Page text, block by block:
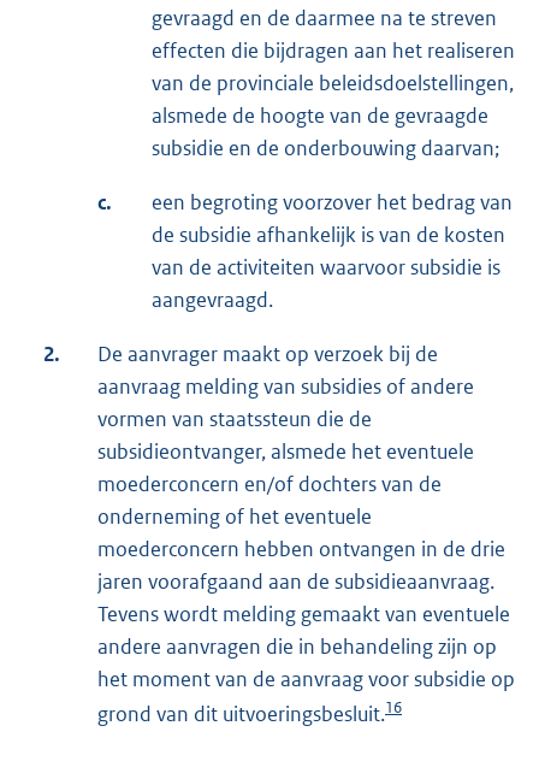
gevraagd en de daarmee na te streven
effecten die bijdragen aan het realiseren
van de provinciale beleidsdoelstellingen,
alsmede de hoogte van de gevraagde
subsidie en de onderbouwing daarvan;
c.
een begroting voorzover het bedrag van
de subsidie afhankelijk is van de kosten
van de activiteiten waarvoor subsidie is
aangevraagd.
2.
De aanvrager maakt op verzoek bij de
aanvraag melding van subsidies of andere
vormen van staatssteun die de
subsidieontvanger, alsmede het eventuele
moederconcern en/of dochters van de
onderneming of het eventuele
moederconcern hebben ontvangen in de drie
jaren voorafgaand aan de subsidieaanvraag.
Tevens wordt melding gemaakt van eventuele
andere aanvragen die in behandeling zijn op
het moment van de aanvraag voor subsidie op
grond van dit uitvoeringsbesluit.16